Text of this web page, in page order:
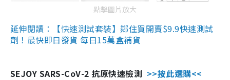
點擊圖片放大
延伸閱讀：【快速測試套裝】鄰住買開賣$9.9快速測試
劑！最快即日發貨 每日15萬盒補貨
SEJOY SARS-CoV-2 抗原快速檢測 >>按此選購<<